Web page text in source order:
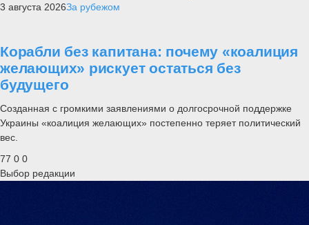
3 августа 2026За рубежом
Корабли без капитана: почему «коалиция
желающих» рискует остаться без
будущего
Созданная с громкими заявлениями о долгосрочной поддержке
Украины «коалиция желающих» постепенно теряет политический
вес.
77 0 0
Выбор редакции